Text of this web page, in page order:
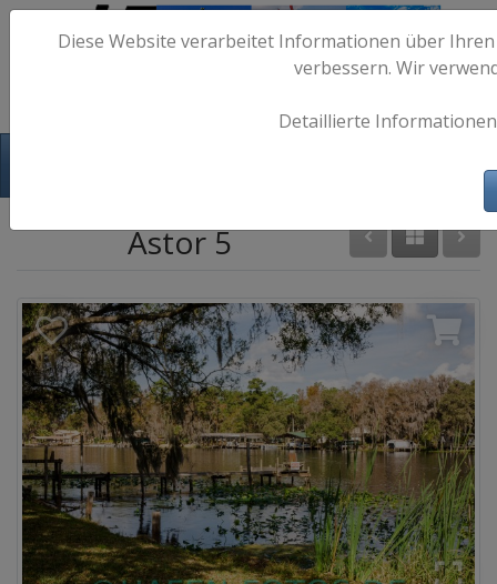
Astor 5
Diese Website verarbeitet Informationen über
verbessern. Wir
Detaillierte